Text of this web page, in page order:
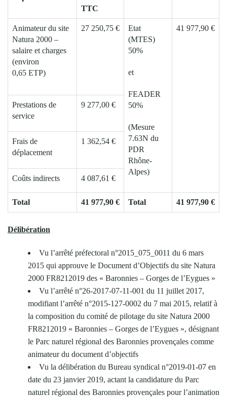
TTC
Animateur du site
Natura 2000 –
salaire et charges
(environ
0,65 ETP)
27 250,75 €
Etat
(MTES)
50%
et
FEADER
50%
(Mesure
7.63N du
PDR
Rhône-
Alpes)
41 977,90 €
Prestations de
service
9 277,00 €
Frais de
déplacement
1 362,54 €
Coûts indirects 4 087,61 €
Total 41 977,90 € Total 41 977,90 €
Délibération
Vu l’arrêté préfectoral n°2015_075_0011 du 6 mars
2015 qui approuve le Document d’Objectifs du site Natura
2000 FR8212019 des « Baronnies – Gorges de l’Eygues »
Vu l’arrêté n°26-2017-07-11-001 du 11 juillet 2017,
modifiant l’arrêté n°2015-127-0002 du 7 mai 2015, relatif à
la composition du comité de pilotage du site Natura 2000
FR8212019 « Baronnies – Gorges de l’Eygues », désignant
le Parc naturel régional des Baronnies provençales comme
animateur du document d’objectifs
Vu la délibération du Bureau syndical n°2019-01-07 en
date du 23 janvier 2019, actant la candidature du Parc
naturel régional des Baronnies provençales pour l’animation